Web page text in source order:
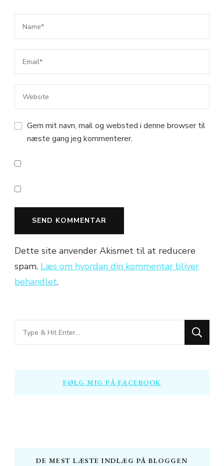
Gem mit navn, mail og websted i denne browser til
næste gang jeg kommenterer.
Dette site anvender Akismet til at reducere
spam. Læs om hvordan din kommentar bliver
behandlet.
Looking
for
FØLG MIG PÅ FACEBOOK
DE MEST LÆSTE INDLÆG PÅ BLOGGEN